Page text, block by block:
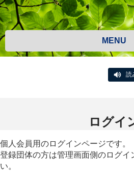
MENU
読
ログイ
個人会員用のログインページです。
登録団体の方は管理画面側のログイ
い。